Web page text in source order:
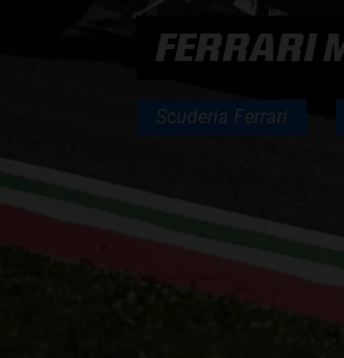
FERRARI
Scuderia Ferrari
PODCAST
PODCAST F1 AAN TAFEL
PODCAST AUTOSPORT